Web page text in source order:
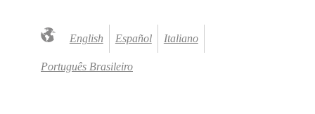
English Español Italiano
Português Brasileiro